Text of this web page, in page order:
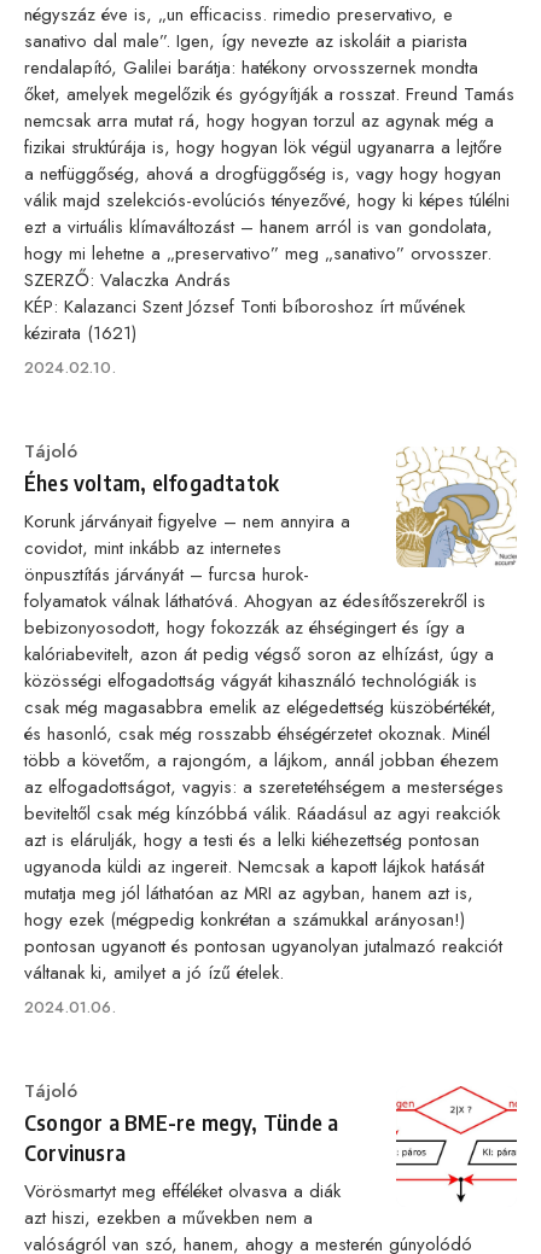
négyszáz éve is, „un efficaciss. rimedio preservativo, e
sanativo dal male”. Igen, így nevezte az iskoláit a piarista
rendalapító, Galilei barátja: hatékony orvosszernek mondta
őket, amelyek megelőzik és gyógyítják a rosszat. Freund Tamás
nemcsak arra mutat rá, hogy hogyan torzul az agynak még a
fizikai struktúrája is, hogy hogyan lök végül ugyanarra a lejtőre
a netfüggőség, ahová a drogfüggőség is, vagy hogy hogyan
válik majd szelekciós-evolúciós tényezővé, hogy ki képes túlélni
ezt a virtuális klímaváltozást – hanem arról is van gondolata,
hogy mi lehetne a „preservativo” meg „sanativo” orvosszer.
SZERZŐ: Valaczka András
KÉP: Kalazanci Szent József Tonti bíboroshoz írt művének
kézirata (1621)
Published
2024.02.10.
Category
Tájoló
Éhes voltam, elfogadtatok
Korunk járványait figyelve – nem annyira a
covidot, mint inkább az internetes
önpusztítás járványát – furcsa hurok-
folyamatok válnak láthatóvá. Ahogyan az édesítőszerekről is
bebizonyosodott, hogy fokozzák az éhségingert és így a
kalóriabevitelt, azon át pedig végső soron az elhízást, úgy a
közösségi elfogadottság vágyát kihasználó technológiák is
csak még magasabbra emelik az elégedettség küszöbértékét,
és hasonló, csak még rosszabb éhségérzetet okoznak. Minél
több a követőm, a rajongóm, a lájkom, annál jobban éhezem
az elfogadottságot, vagyis: a szeretetéhségem a mesterséges
beviteltől csak még kínzóbbá válik. Ráadásul az agyi reakciók
azt is elárulják, hogy a testi és a lelki kiéhezettség pontosan
ugyanoda küldi az ingereit. Nemcsak a kapott lájkok hatását
mutatja meg jól láthatóan az MRI az agyban, hanem azt is,
hogy ezek (mégpedig konkrétan a számukkal arányosan!)
pontosan ugyanott és pontosan ugyanolyan jutalmazó reakciót
váltanak ki, amilyet a jó ízű ételek.
Published
2024.01.06.
Category
Tájoló
Csongor a BME-re megy, Tünde a
Corvinusra
Vörösmartyt meg efféléket olvasva a diák
azt hiszi, ezekben a művekben nem a
valóságról van szó, hanem, ahogy a mesterén gúnyolódó